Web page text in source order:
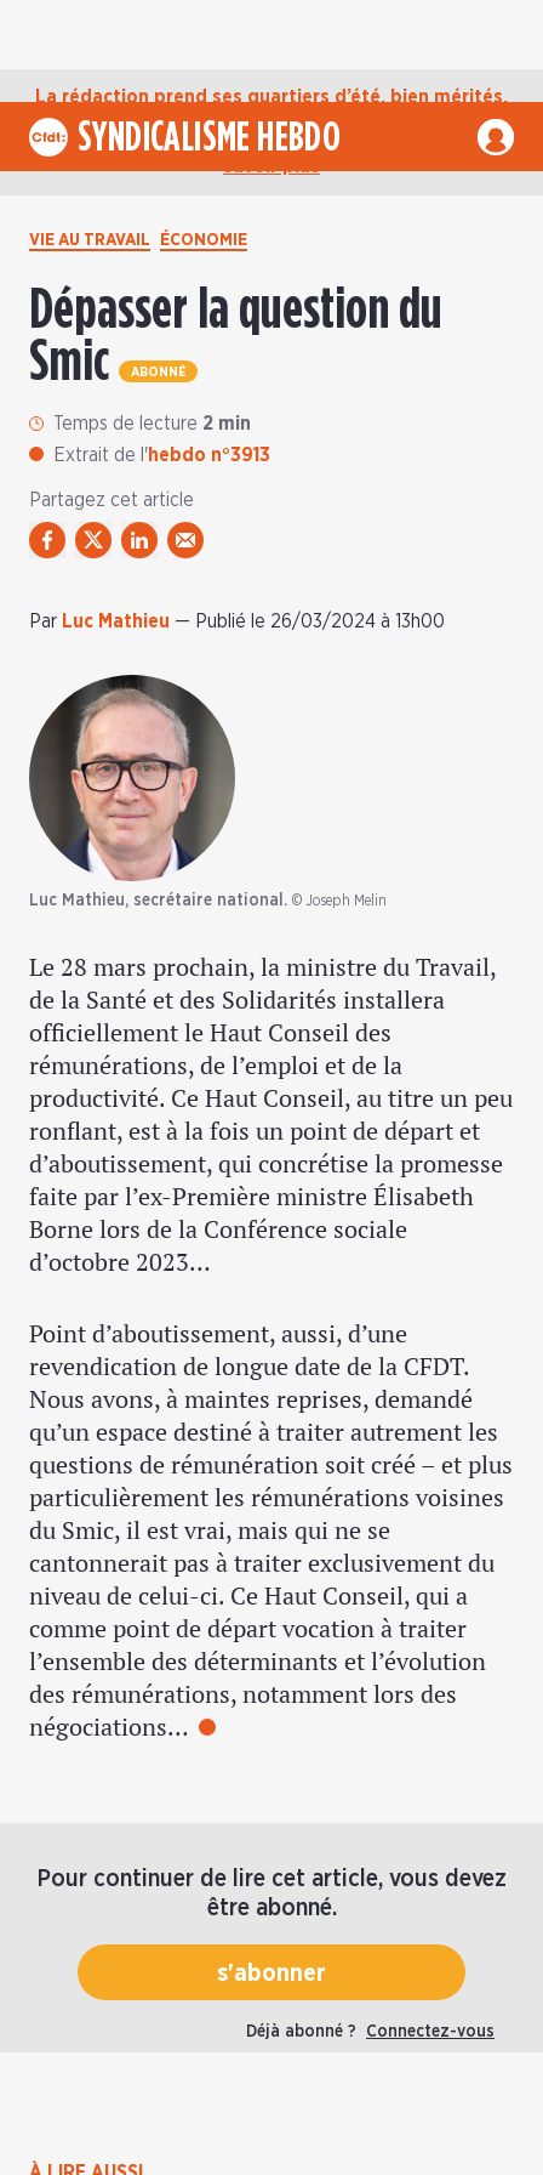
La rédaction prend ses quartiers d’été, bien mérités,
jusqu’au mardi 1er septembre. D’ici là, retrouvez
l’actualité de la CFDT sur notre compte Bluesky. En
SYNDICALISME HEBDO
VIE AU TRAVAIL ÉCONOMIE
Dépasser la question du
Smic
ABONNÉ
Temps de lecture 2 min
Extrait de l'hebdo n°3913
Partagez cet article
Par Luc Mathieu — Publié le 26/03/2024 à 13h00
Luc Mathieu, secrétaire national. © Joseph Melin
Le 28 mars prochain, la ministre du Travail,
de la Santé et des Solidarités installera
officiellement le Haut Conseil des
rémunérations, de l’emploi et de la
productivité. Ce Haut Conseil, au titre un peu
ronflant, est à la fois un point de départ et
d’aboutissement, qui concrétise la promesse
faite par l’ex-Première ministre Élisabeth
Borne lors de la Conférence sociale
d’octobre 2023…
Point d’aboutissement, aussi, d’une
revendication de longue date de la CFDT.
Nous avons, à maintes reprises, demandé
qu’un espace destiné à traiter autrement les
questions de rémunération soit créé – et plus
particulièrement les rémunérations voisines
du Smic, il est vrai, mais qui ne se
cantonnerait pas à traiter exclusivement du
niveau de celui-ci. Ce Haut Conseil, qui a
comme point de départ vocation à traiter
l’ensemble des déterminants et l’évolution
des rémunérations, notamment lors des
négociations…
Pour continuer de lire cet article, vous devez
être abonné.
s'abonner
Déjà abonné ? Connectez-vous